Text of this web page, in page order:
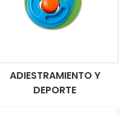
ADIESTRAMIENTO Y
DEPORTE